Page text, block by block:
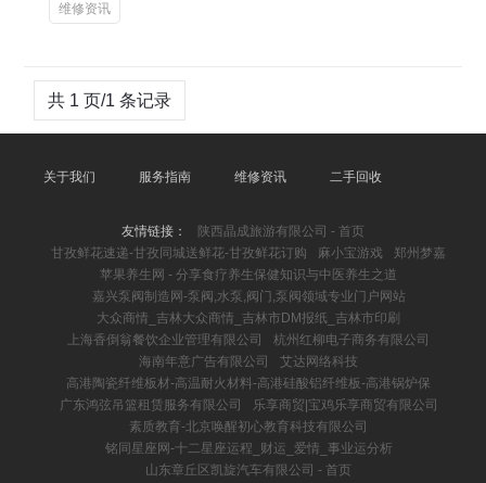
维修资讯
共 1 页/1 条记录
关于我们 服务指南 维修资讯 二手回收
友情链接：
陕西晶成旅游有限公司 - 首页
甘孜鲜花速递-甘孜同城送鲜花-甘孜鲜花订购
麻小宝游戏
郑州梦嘉
苹果养生网 - 分享食疗养生保健知识与中医养生之道
嘉兴泵阀制造网-泵阀,水泵,阀门,泵阀领域专业门户网站
大众商情_吉林大众商情_吉林市DM报纸_吉林市印刷
上海香倒翁餐饮企业管理有限公司
杭州红柳电子商务有限公司
海南年意广告有限公司
艾达网络科技
高港陶瓷纤维板材-高温耐火材料-高港硅酸铝纤维板-高港锅炉保
广东鸿弦吊篮租赁服务有限公司
乐享商贸|宝鸡乐享商贸有限公司
素质教育-北京唤醒初心教育科技有限公司
铭同星座网-十二星座运程_财运_爱情_事业运分析
山东章丘区凯旋汽车有限公司 - 首页